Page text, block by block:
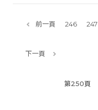
前一頁 246 247
下一頁
第250頁